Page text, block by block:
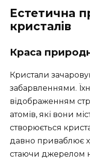
Естетична
кристалів
Краса
Кристали
забарвленнями.
відображенням
атомів, які вони
створюється
давно приваблює
стаючи джерелом